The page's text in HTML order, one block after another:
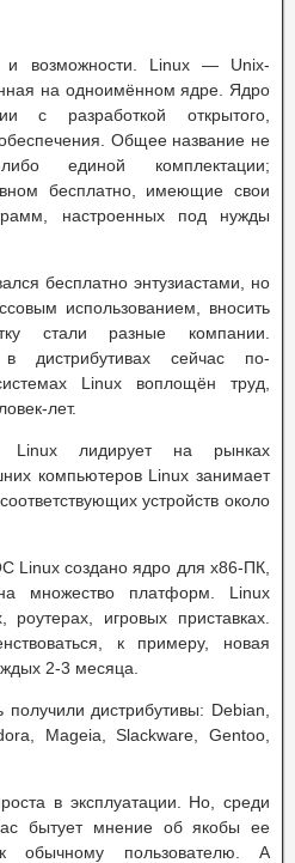
и возможности. Linux — Unix-
на одноимённом ядре. Ядро
с разработкой открытого,
Общее название не
либо единой комплектации;
бесплатно, имеющие свои
настроенных под нужды
бесплатно энтузиастами, но
использованием, вносить
стали разные компании.
дистрибутивах сейчас по-
Linux воплощён труд,
лет.
Linux лидирует на рынках
компьютеров Linux занимает
устройств около
Linux создано ядро для x86-ПК,
множество платформ. Linux
роутерах, игровых приставках.
к примеру, новая
2-3 месяца.
дистрибутивы: Debian,
Mageia, Slackware, Gentoo,
в эксплуатации. Но, среди
бытует мнение об якобы ее
к обычному пользователю. А